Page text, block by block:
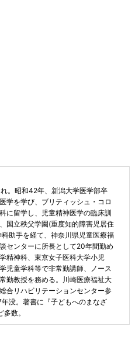
。昭和42年、新潟大学医学部卒
学を学び、ブリティッシュ・コロ
に留学し、児童精神医学の臨床訓
国立秩父学園(重度知的障害児居住
助手を経て、神奈川県児童医療福
センターに所長として20年間勤め
精神科、東京女子医科大学小児
児童学科等で非常勤講師、ノース
勤教授を務める。川崎医療福祉大
合リハビリテーションセンター参
没。著書に『子どもへのまなざ
数。